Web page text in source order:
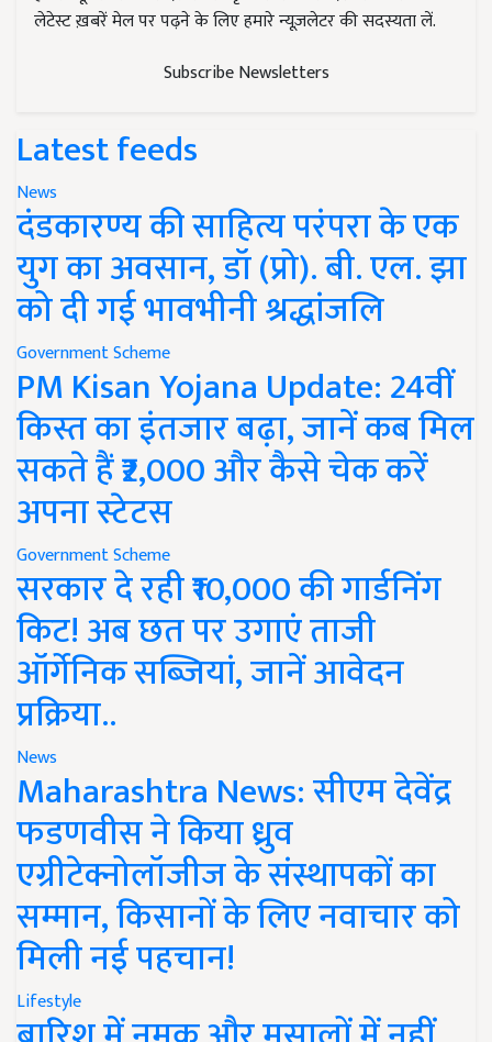
लेटेस्ट ख़बरें मेल पर पढ़ने के लिए हमारे न्यूज़लेटर की सदस्यता लें.
Subscribe Newsletters
Latest feeds
News
दंडकारण्य की साहित्य परंपरा के एक
युग का अवसान, डॉ (प्रो). बी. एल. झा
को दी गई भावभीनी श्रद्धांजलि
Government Scheme
PM Kisan Yojana Update: 24वीं
किस्त का इंतजार बढ़ा, जानें कब मिल
सकते हैं ₹2,000 और कैसे चेक करें
अपना स्टेटस
Government Scheme
सरकार दे रही ₹10,000 की गार्डनिंग
किट! अब छत पर उगाएं ताजी
ऑर्गेनिक सब्जियां, जानें आवेदन
प्रक्रिया..
News
Maharashtra News: सीएम देवेंद्र
फडणवीस ने किया ध्रुव
एग्रीटेक्नोलॉजीज के संस्थापकों का
सम्मान, किसानों के लिए नवाचार को
मिली नई पहचान!
Lifestyle